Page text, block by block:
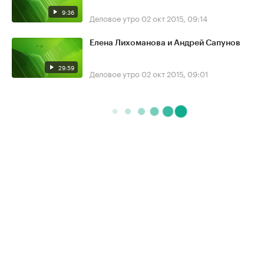
9:36 Деловое утро 02 окт 2015, 09:14
29:59
Елена Лихоманова и Андрей Сапунов
Деловое утро 02 окт 2015, 09:01